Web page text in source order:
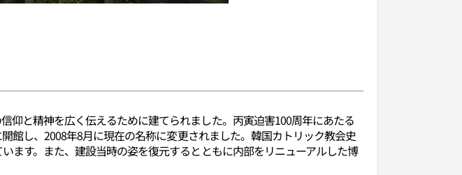
仰と精神を広く伝えるために建てられました。丙寅迫害100周年にあたる
館し、2008年8月に現在の名称に変更されました。韓国カトリック教会史
ます。また、建設当時の姿を復元するとともに内部をリニューアルした博